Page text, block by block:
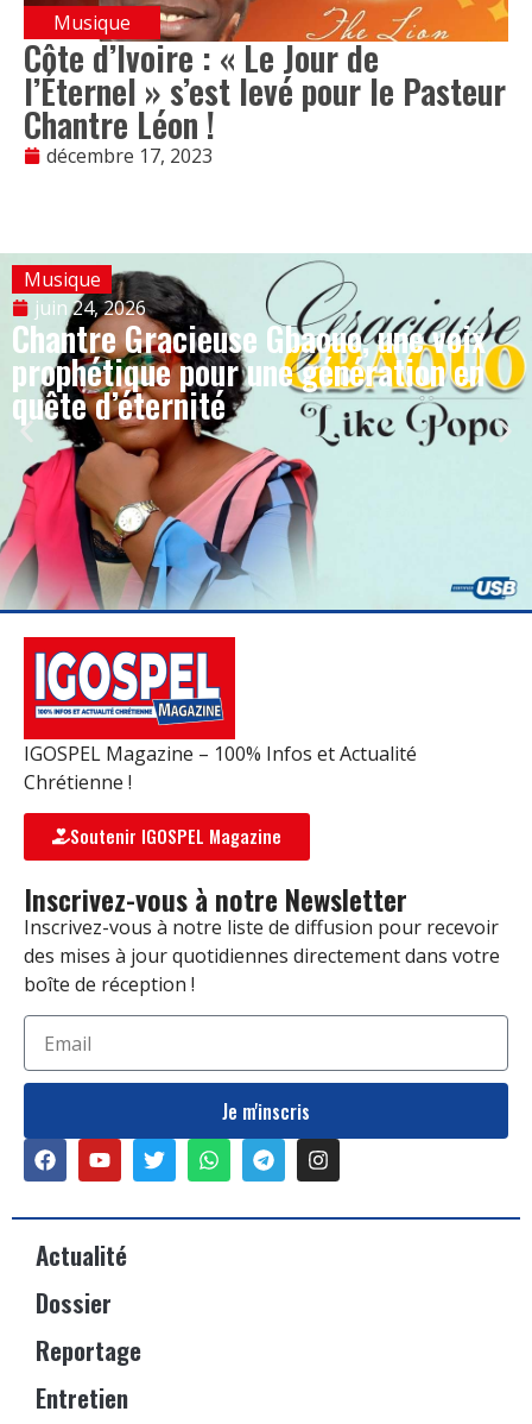
Musique
Côte d’Ivoire : « Le Jour de
l’Éternel » s’est levé pour le Pasteur
Chantre Léon !
décembre 17, 2023
Musique
juin 24, 2026
Chantre Gracieuse Gbaouo, une voix
prophétique pour une génération en
quête d’éternité
IGOSPEL Magazine – 100% Infos et Actualité
Chrétienne !
Soutenir IGOSPEL Magazine
Inscrivez-vous à notre Newsletter
Inscrivez-vous à notre liste de diffusion pour recevoir
des mises à jour quotidiennes directement dans votre
boîte de réception !
Je m'inscris
Actualité
Dossier
Reportage
Entretien